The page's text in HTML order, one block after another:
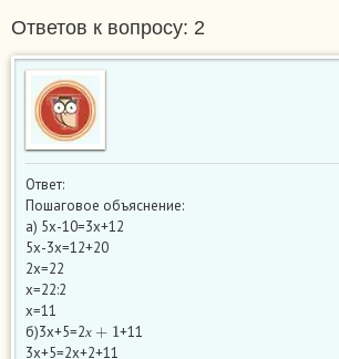
Ответов к вопросу: 2
Ответ:
Пошаговое объяснение:
а) 5х-10=3х+12
5х-3х=12+20
2х=22
х=22:2
х=11
б)3х+5=2 х
+11
3х+5=2х+2+11